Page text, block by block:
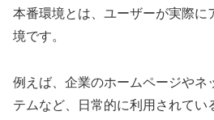
本番環境とは、ユーザーが実際に
境です。
例えば、企業のホームページやネ
テムなど、日常的に利用されてい